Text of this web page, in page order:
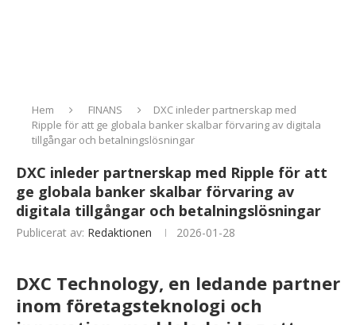
Hem FINANS
DXC inleder partnerskap med
Ripple för att ge globala banker skalbar förvaring av digitala
tillgångar och betalningslösningar
DXC inleder partnerskap med Ripple för att
ge globala banker skalbar förvaring av
digitala tillgångar och betalningslösningar
Publicerat av: Redaktionen 2026-01-28
DXC Technology, en ledande partner
inom företagsteknologi och